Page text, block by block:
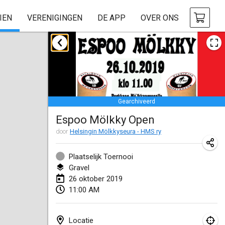
VERENIGINGEN DE APP OVER ONS
Gearchiveerd
Espoo Mölkky Open
door Helsingin Mölkkyseura - HMS ry
Plaatselijk Toernooi
Gravel
26 oktober 2019
11:00 AM
Locatie
januari 2019
New Year's Throw Mölkky
1 jan. 2019 Tsjechië
Tournoi Mixte ASPTTOM
20 jan. 2019|Frankrijk
Tournoi d'Hiver
26 jan. 2019|Frankrijk
Liekki Cup
26 jan. 2019